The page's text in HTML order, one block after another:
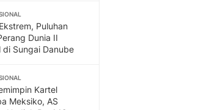
Puluhan
Dunia II
di Sungai Danube
Kartel
Meksiko, AS